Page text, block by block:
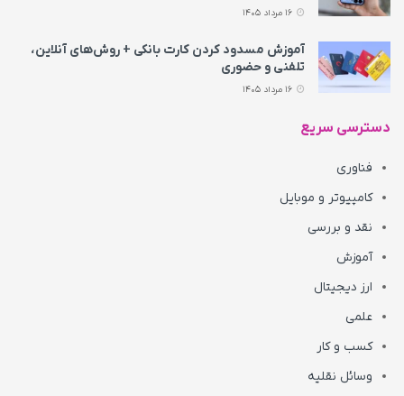
آموزش مسدود کردن کارت بانکی + روش‌های آنلاین،
تلفنی و حضوری
دسترسی سریع
فناوری
کامپیوتر و موبایل
نقد و بررسی
آموزش
ارز دیجیتال
علمی
کسب و کار
وسائل نقلیه